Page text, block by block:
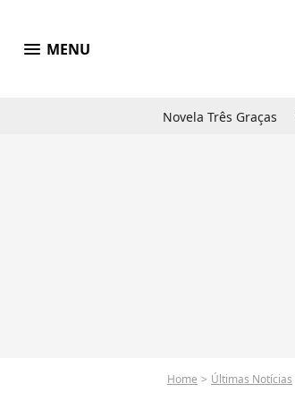
menu MENU
Novela Três Graças
Home Últimas Notícias